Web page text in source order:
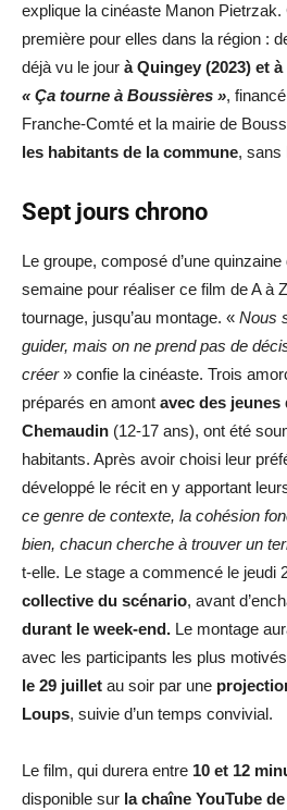
explique la cinéaste Manon Pietrzak.
première pour elles dans la région :
déjà vu le jour à Quingey (2023) et
« Ça tourne à Boussières »,
Franche-Comté et la mairie de
les habitants de la commune, sans
Sept jours chrono
Le groupe, composé d’une quinzaine
semaine pour réaliser ce film de A à
tournage, jusqu’au montage. « Nous
guider, mais on ne prend pas de
créer» confie la cinéaste. Trois
préparés en amont avec des jeunes
Chemaudin (12-17 ans), ont été
habitants. Après avoir choisi leur
développé le récit en y apportant
ce genre de contexte, la cohésion
bien, chacun cherche à trouver un
t-elle. Le stage a commencé le jeudi
collective du scénario, avant
durant le week-end. Le montage
avec les participants les plus
le 29 juillet au soir par une
Loups, suivie d’un temps convivial.
Le film, qui durera entre 10 et 12
disponible sur la chaîne YouTube